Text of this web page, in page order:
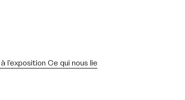
l'exposition Ce qui nous lie